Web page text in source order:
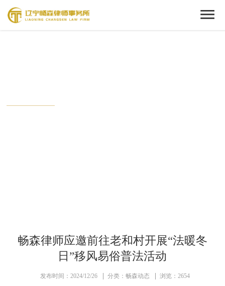
畅森律师应邀前往老和村开展“法暖冬
日”移风易俗普法活动
发布时间：2024/12/26 分类：畅森动态 浏览：2654